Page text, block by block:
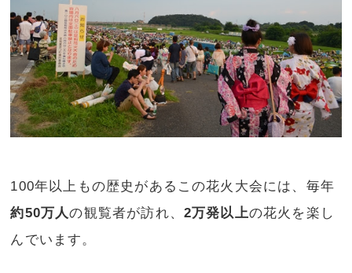
100年以上もの歴史があるこの花火大会には、毎年
約50万人の観覧者が訪れ、 2万発以上の花火を楽し
んでいます。